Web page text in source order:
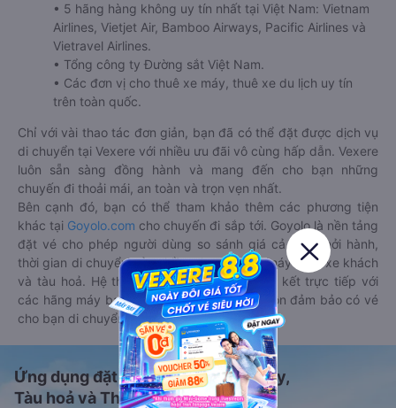
• 5 hãng hàng không uy tín nhất tại Việt Nam: Vietnam
Airlines, Vietjet Air, Bamboo Airways, Pacific Airlines và
Vietravel Airlines.
• Tổng công ty Đường sắt Việt Nam.
• Các đơn vị cho thuê xe máy, thuê xe du lịch uy tín
trên toàn quốc.
Chỉ với vài thao tác đơn giản, bạn đã có thể đặt được dịch vụ
di chuyển tại Vexere với nhiều ưu đãi vô cùng hấp dẫn. Vexere
luôn sẵn sàng đồng hành và mang đến cho bạn những
chuyến đi thoải mái, an toàn và trọn vẹn nhất.
Bên cạnh đó, bạn có thể tham khảo thêm các phương tiện
khác tại Goyolo.com cho chuyến đi sắp tới. Goyolo là nền tảng
đặt vé cho phép người dùng so sánh giá cả, giờ khởi hành,
thời gian di chuyển của nhiều phương tiện máy bay, xe khách
và tàu hoả. Hệ thống của Goyolo được liên kết trực tiếp với
các hãng máy bay, xe khách và tàu hoả, luôn đảm bảo có vé
cho bạn di chuyển.
Ứng dụng đặt vé Xe khách, Máy bay,
Tàu hoả và Thuê xe